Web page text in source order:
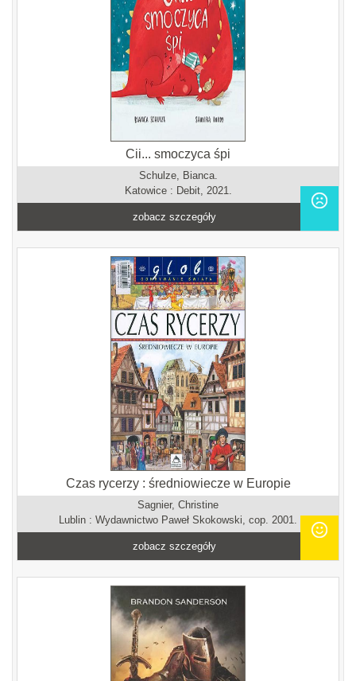
Cii... smoczyca śpi
Schulze, Bianca.
Katowice : Debit, 2021.
zobacz szczegóły
Czas rycerzy : średniowiecze w Europie
Sagnier, Christine
Lublin : Wydawnictwo Paweł Skokowski, cop. 2001.
zobacz szczegóły